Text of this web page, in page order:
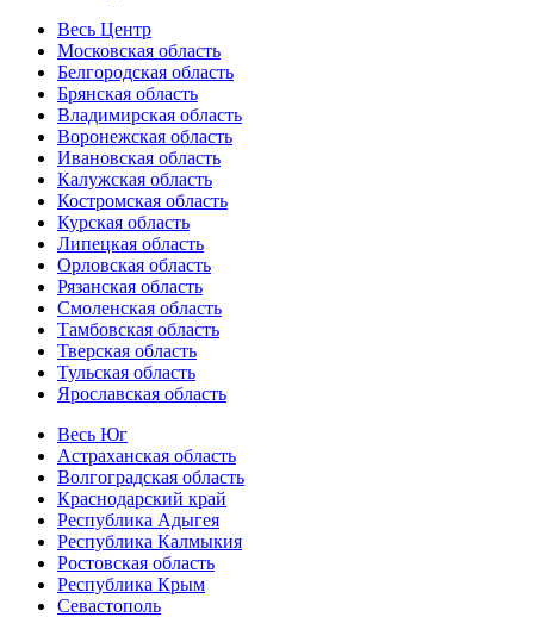
Весь Центр
Московская область
Белгородская область
Брянская область
Владимирская область
Воронежская область
Ивановская область
Калужская область
Костромская область
Курская область
Липецкая область
Орловская область
Рязанская область
Смоленская область
Тамбовская область
Тверская область
Тульская область
Ярославская область
Весь Юг
Астраханская область
Волгоградская область
Краснодарский край
Республика Адыгея
Республика Калмыкия
Ростовская область
Республика Крым
Севастополь